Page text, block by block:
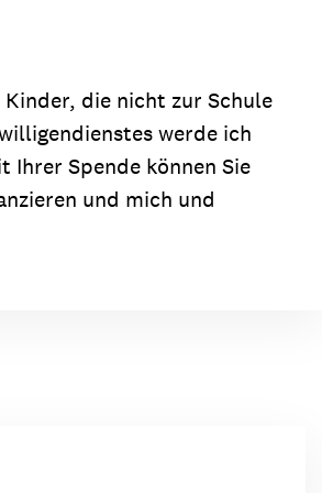
die nicht zur Schule
werde ich
Spende können Sie
und mich und